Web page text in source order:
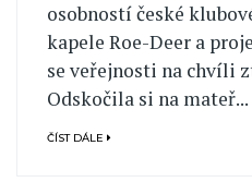
osobností české
kapele Roe-Deer a
se veřejnosti na chvíli
Odskočila si na mateř...
ČÍST DÁLE